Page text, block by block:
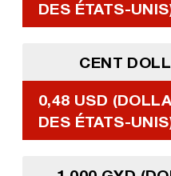
DES ÉTATS-
CENT
0,48 USD
DES ÉTATS-